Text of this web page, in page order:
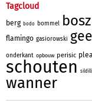
Tagcloud
berg bodo bommel bosz
flamingo gasiorowski
onderkant opbouw perisic plea
schouten
wanner